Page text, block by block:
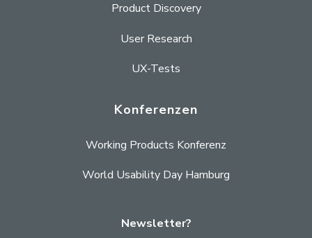
Product Discovery
User Research
UX-Tests
Konferenzen
Working Products Konferenz
World Usability Day Hamburg
Newsletter?